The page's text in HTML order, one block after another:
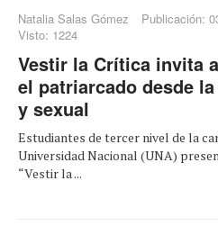
Natalia Salas Gómez
Publicación:
Visto: 1224
Vestir la Crítica invita
el patriarcado desde
y sexual
Estudiantes de tercer nivel de la
Universidad Nacional (UNA)
“Vestir la ...